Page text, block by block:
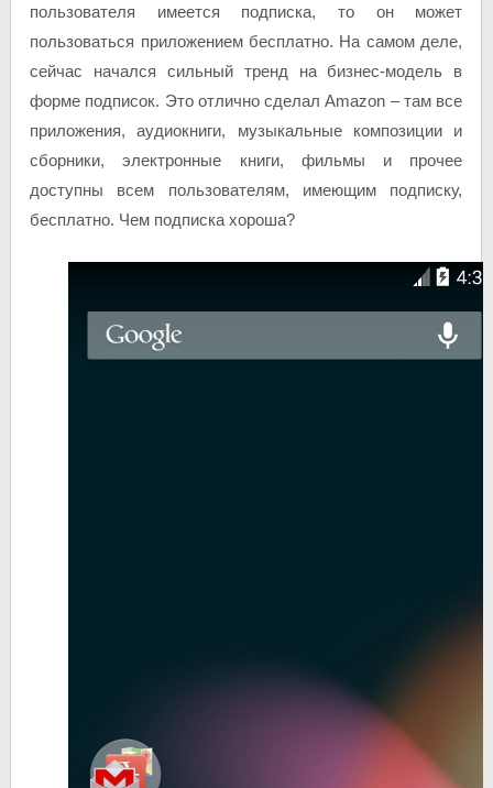
пользователя имеется подписка, то он может
пользоваться приложением бесплатно. На самом деле,
сейчас начался сильный тренд на бизнес-модель в
форме подписок. Это отлично сделал Amazon – там все
приложения, аудиокниги, музыкальные композиции и
сборники, электронные книги, фильмы и прочее
доступны всем пользователям, имеющим подписку,
бесплатно. Чем подписка хороша?